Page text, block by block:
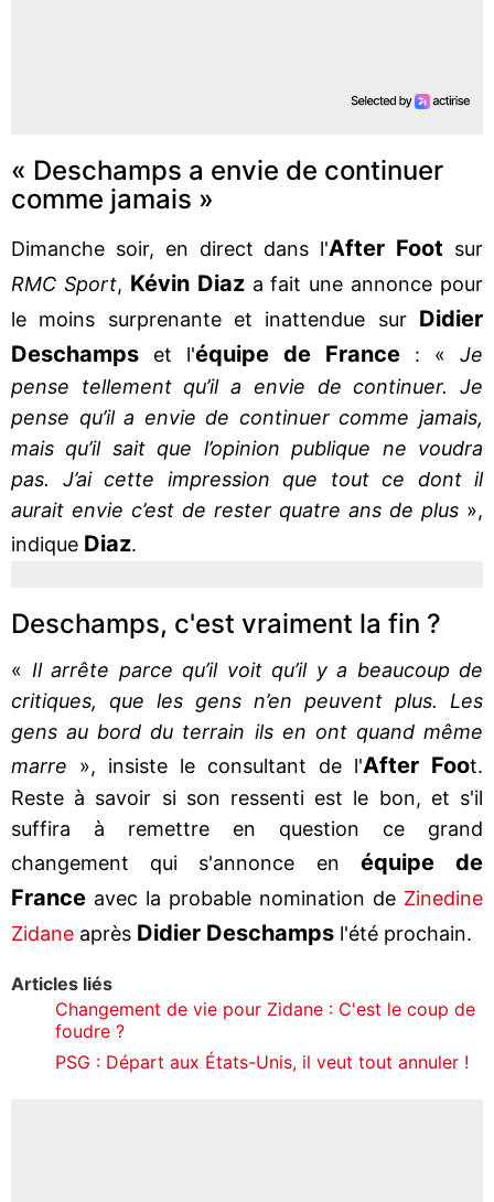
« Deschamps a envie de continuer
comme jamais »
Dimanche soir, en direct dans l'After Foot sur
RMC Sport, Kévin Diaza fait une annonce pour
le moins surprenante et inattendue sur Didier
Deschamps et l'équipe de France : « Je
pense tellement qu’il a envie de continuer. Je
pense qu’il a envie de continuer comme jamais,
mais qu’il sait que l’opinion publique ne voudra
pas. J’ai cette impression que tout ce dont il
aurait envie c’est de rester quatre ans de plus »,
indique Diaz.
Deschamps, c'est vraiment la fin ?
« Il arrête parce qu’il voit qu’il y a beaucoup de
critiques, que les gens n’en peuvent plus. Les
gens au bord du terrain ils en ont quand même
marre », insiste le consultant de l'After Foot.
Reste à savoir si son ressenti est le bon, et s'il
suffira à remettre en question ce grand
changement qui s'annonce en équipe de
France avec la probable nomination de Zinedine
Zidane après Didier Deschamps l'été prochain.
Articles liés
Changement de vie pour Zidane : C'est le coup de
foudre ?
PSG : Départ aux États-Unis, il veut tout annuler !